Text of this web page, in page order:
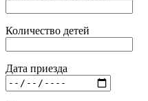
Количество детей
Дата приезда